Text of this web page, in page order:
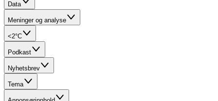
Data
Meninger og analyse
<2°C
Podkast
Nyhetsbrev
Tema